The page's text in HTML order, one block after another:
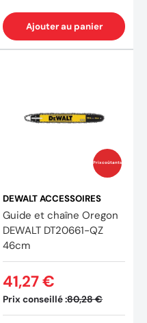
Ajouter au panier
Prix coûtants
DEWALT ACCESSOIRES
Guide et chaîne Oregon
DEWALT DT20661-QZ
46cm
Prix conseillé :80,28 €
41,27 €